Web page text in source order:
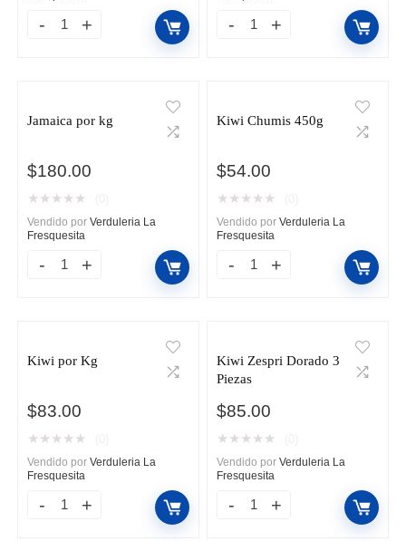
Guanábana
Guayaba
Jamaica por kg
$180.00
★ ★ ★ ★ ★
Vendido por Verduleria La
Fresquesita
Jamaica
Kiwi Chumis 450g
$54.00
★ ★ ★ ★ ★
Vendido por Verduleria La
Fresquesita
Kiwi
Kiwi por Kg
$83.00
★ ★ ★ ★ ★
Vendido por Verduleria La
Fresquesita
Kiwi
Kiwi Zespri Dorado 3
Piezas
$85.00
★ ★ ★ ★ ★
Vendido por Verduleria La
Fresquesita
Kiwi